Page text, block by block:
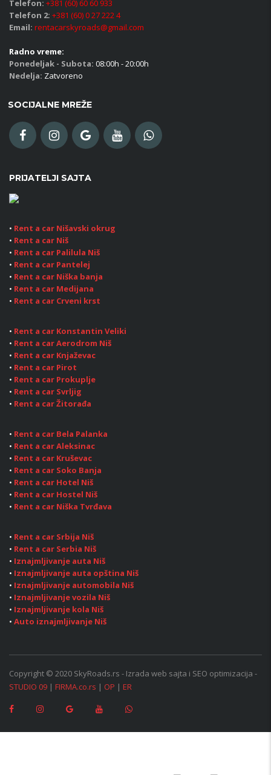
Telefon: +381 (60) 60 60 933
Telefon 2: +381 (60) 0 27 222 4
Email: rentacarskyroads@gmail.com
Radno vreme:
Ponedeljak - Subota: 08:00h - 20:00h
Nedelja: Zatvoreno
SOCIJALNE MREŽE
PRIJATELJI SAJTA
• Rent a car Nišavski okrug
• Rent a car Niš
• Rent a car Palilula Niš
• Rent a car Pantelej
• Rent a car Niška banja
• Rent a car Medijana
• Rent a car Crveni krst
• Rent a car Konstantin Veliki
• Rent a car Aerodrom Niš
• Rent a car Knjaževac
• Rent a car Pirot
• Rent a car Prokuplje
• Rent a car Svrljig
• Rent a car Žitorađa
• Rent a car Bela Palanka
• Rent a car Aleksinac
• Rent a car Kruševac
• Rent a car Soko Banja
• Rent a car Hotel Niš
• Rent a car Hostel Niš
• Rent a car Niška Tvrđava
• Rent a car Srbija Niš
• Rent a car Serbia Niš
• Iznajmljivanje auta Niš
• Iznajmljivanje auta opština Niš
• Iznajmljivanje automobila Niš
• Iznajmljivanje vozila Niš
• Iznajmljivanje kola Niš
• Auto iznajmljivanje Niš
Copyright © 2020 SkyRoads.rs - Izrada web sajta i SEO optimizacija -
STUDIO 09 | FIRMA.co.rs | OP | ER